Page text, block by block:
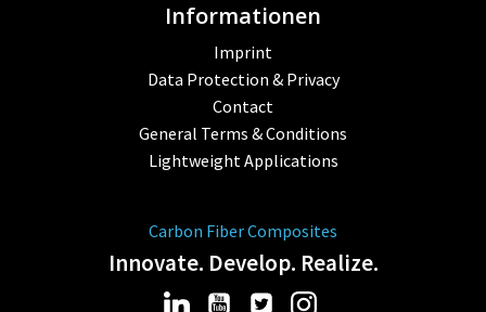
Informationen
Imprint
Data Protection & Privacy
Contact
General Terms & Conditions
Lightweight Applications
Carbon Fiber Composites
Innovate. Develop. Realize.